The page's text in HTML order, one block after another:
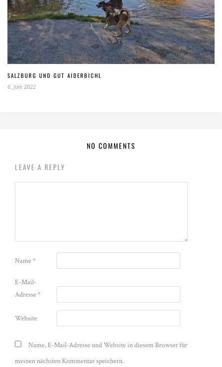
SALZBURG UND GUT AIDERBICHL
6. Juni 2022
NO COMMENTS
LEAVE A REPLY
Name*
E-Mail-
Adresse*
Website
Name, E-Mail-Adresse und Website in diesem Browser für
meinen nächsten Kommentar speichern.